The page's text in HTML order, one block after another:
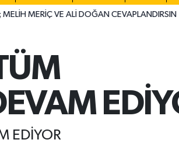
MERİÇ VE ALİ DOĞAN CEVAPLANDIRSIN
EDİYOR